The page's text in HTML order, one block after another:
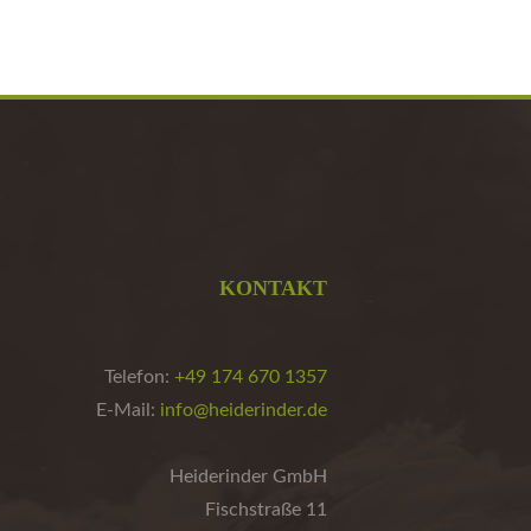
KONTAKT
Telefon: +49 174 670 1357
E-Mail: info@heiderinder.de
Heiderinder GmbH
Fischstraße 11